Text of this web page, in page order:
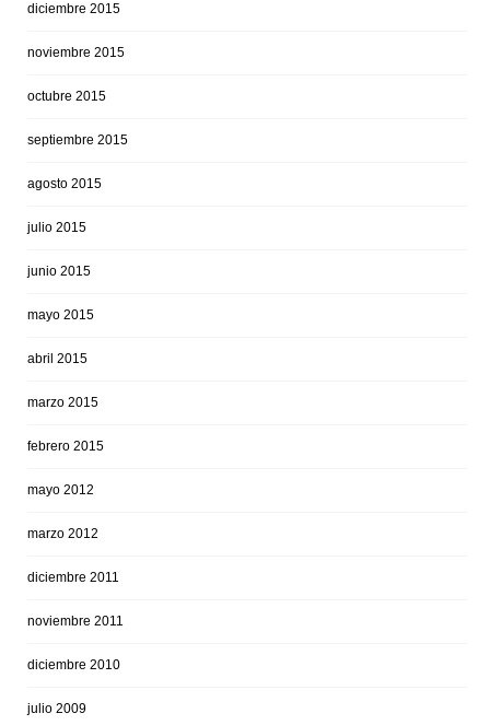
diciembre 2015
noviembre 2015
octubre 2015
septiembre 2015
agosto 2015
julio 2015
junio 2015
mayo 2015
abril 2015
marzo 2015
febrero 2015
mayo 2012
marzo 2012
diciembre 2011
noviembre 2011
diciembre 2010
julio 2009